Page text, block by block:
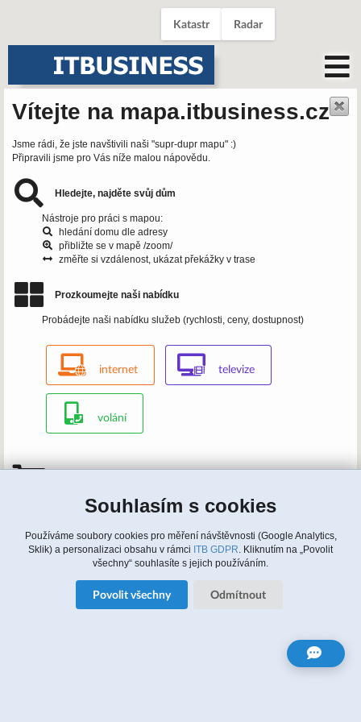
Souhlasím s cookies
Používáme soubory cookies pro měření návštěvnosti (Google Analytics,
Sklik) a personalizaci obsahu v rámci ITB GDPR. Kliknutím na „Povolit
všechny“ souhlasíte s jejich používáním.
Povolit všechny Odmítnout
Katastr Radar
Vítejte na mapa.itbusiness.cz
Jsme rádi, že jste navštivili naši "supr-dupr mapu" :)
Připravili jsme pro Vás níže malou nápovědu.
Hledejte, najděte svůj dům
Nástroje pro práci s mapou:
hledání domu dle adresy
přibližte se v mapě /zoom/
změřte si vzdálenost, ukázat překážky v trase
Prozkoumejte naši nabídku
Probádejte naši nabídku služeb (rychlosti, ceny, dostupnost)
internet televize
volání
Zavolejte nám: 315 810 620, 608 964 464 (english)
Update cookies nastaveni
Zájem o služby